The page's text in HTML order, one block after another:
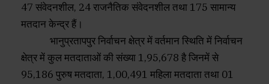
47 संवेदनशील, 24 राजनैतिक संवेदनशील तथा 175 सामान्य
मतदान केन्द्र हैं।
भानुप्रतापपुर निर्वाचन क्षेत्र में वर्तमान स्थिति में निर्वाचन
क्षेत्र में कुल मतदाताओं की संख्या 1,95,678 है जिनमें से
95,186 पुरुष मतदाता, 1,00,491 महिला मतदाता तथा 01